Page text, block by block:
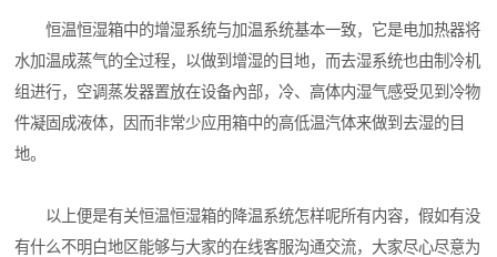
恒温恒湿箱中的增湿系统与加温系统基本一致，它是电加热器将
水加温成蒸气的全过程，以做到增湿的目地，而去湿系统也由制冷机
组进行，空调蒸发器置放在设备內部，冷、高体内湿气感受见到冷物
件凝固成液体，因而非常少应用箱中的高低温汽体来做到去湿的目
地。
以上便是有关恒温恒湿箱的降温系统怎样呢所有内容，假如有没
有什么不明白地区能够与大家的在线客服沟通交流，大家尽心尽意为